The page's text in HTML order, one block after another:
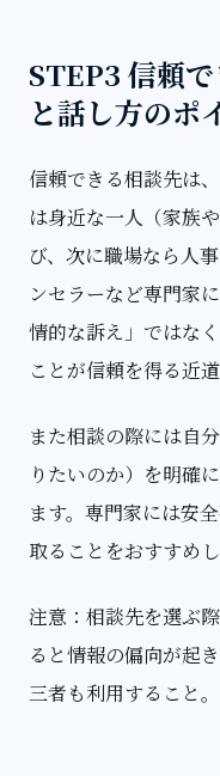
STEP3 信頼
と話し方のポ
信頼できる相談先は
は身近な一人（家族
び、次に職場なら人
ンセラーなど専門家
情的な訴え」ではな
ことが信頼を得る近道
また相談の際には自
りたいのか）を明確
ます。専門家には安
取ることをおすすめし
注意：相談先を選ぶ
ると情報の偏向が起
三者も利用すること。